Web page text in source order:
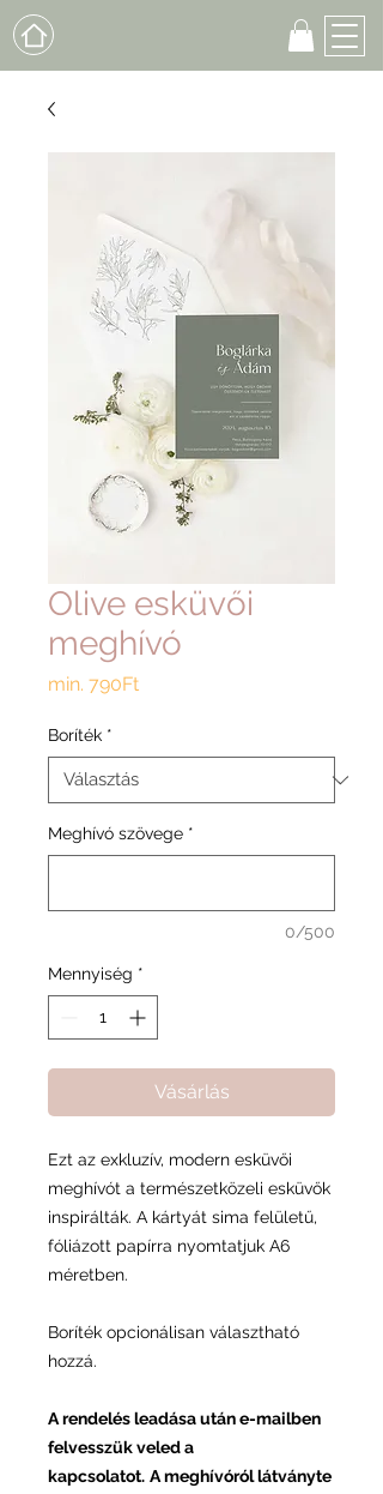
Olive esküvői
meghívó
min. 790FtAkciós
Boríték *
Meghívó szövege *
0/500
Mennyiség *
Vásárlás
Ezt az exkluzív, modern esküvői
meghívót a természetközeli esküvők
inspirálták. A kártyát sima felületű,
fóliázott papírra nyomtatjuk A6
méretben.
Boríték opcionálisan választható
hozzá.
A rendelés leadása után e-mailben
felvesszük veled a
kapcsolatot. Ameghívóról látványte